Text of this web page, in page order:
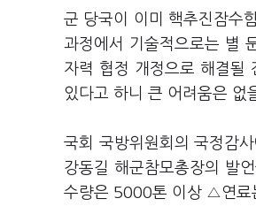
군 당국이 이미 핵추진잠수
과정에서 기술적으로는 별
자력 협정 개정으로 해결될
있다고 하니 큰 어려움은 없
국회 국방위원회의 국정감
강동길 해군참모총장의 발
수량은 5000톤 이상 △연료